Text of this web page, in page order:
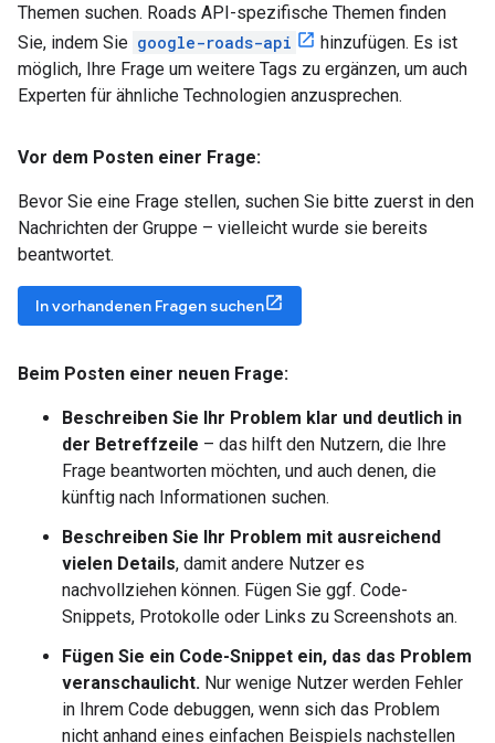
Themen suchen. Roads API-spezifische Themen finden
Sie, indem Sie google-roads-api
hinzufügen. Es ist
möglich, Ihre Frage um weitere Tags zu ergänzen, um auch
Experten für ähnliche Technologien anzusprechen.
Vor dem Posten einer Frage:
Bevor Sie eine Frage stellen, suchen Sie bitte zuerst in den
Nachrichten der Gruppe – vielleicht wurde sie bereits
beantwortet.
In vorhandenen Fragen suchen
Beim Posten einer neuen Frage:
Beschreiben Sie Ihr Problem klar und deutlich in
der Betreffzeile – das hilft den Nutzern, die Ihre
Frage beantworten möchten, und auch denen, die
künftig nach Informationen suchen.
Beschreiben Sie Ihr Problem mit ausreichend
vielen Details, damit andere Nutzer es
nachvollziehen können. Fügen Sie ggf. Code-
Snippets, Protokolle oder Links zu Screenshots an.
Fügen Sie ein Code-Snippet ein, das das Problem
veranschaulicht. Nur wenige Nutzer werden Fehler
in Ihrem Code debuggen, wenn sich das Problem
nicht anhand eines einfachen Beispiels nachstellen